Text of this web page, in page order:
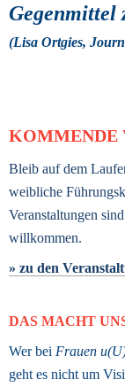
Gegenmittel
(Lisa Ortgies,
KOMMENDE
Bleib auf dem
weibliche
Veranstaltungen
willkommen.
» zu den
DAS MACHT
Wer bei Frauen
geht es nicht um